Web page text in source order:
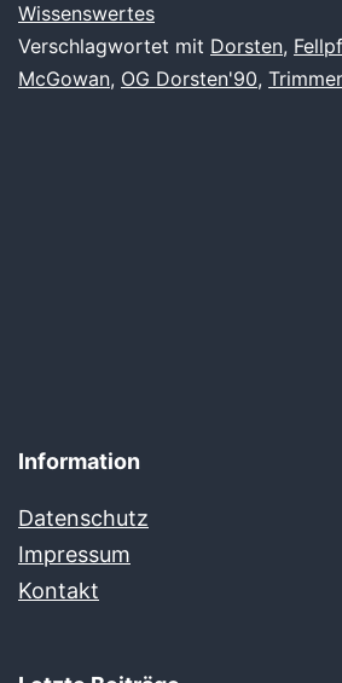
Wissenswertes
Verschlagwortet mit Dorsten,
McGowan, OG Dorsten'90,
Information
Datenschutz
Impressum
Kontakt